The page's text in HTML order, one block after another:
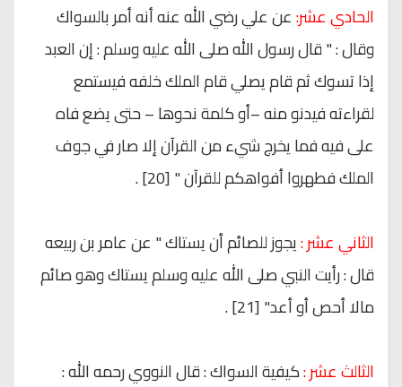
الحادي عشر:عن علي رضي الله عنه أنه أمر بالسواك
وقال : " قال رسول الله صلى الله عليه وسلم : إن العبد
إذا تسوك ثم قام يصلي قام الملك خلفه فيستمع
لقراءته فيدنو منه –أو كلمة نحوها – حتى يضع فاه
على فيه فما يخرج شيء من القرآن إلا صار في جوف
الملك فطهروا أفواهكم للقرآن " [20] .
الثاني عشر :يجوز للصائم أن يستاك " عن عامر بن ربيعه
قال : رأيت النبي صلى الله عليه وسلم يستاك وهو صائم
مالا أحص أو أعد" [21] .
الثالث عشر :كيفية السواك : قال النووي رحمه الله :